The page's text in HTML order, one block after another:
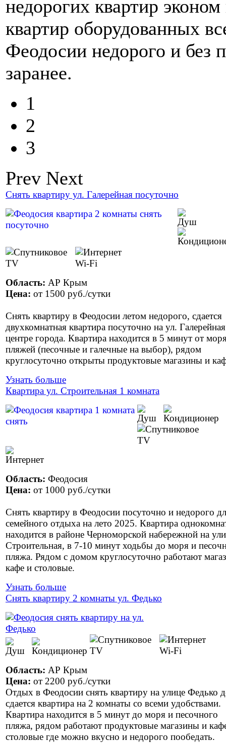
недорогих квартир
квартир оборудованных
Феодосии недорого и без
заранее.
1
2
3
Prev Next
Снять квартиру ул. Галерейная посуточно
Область: АР Крым
Цена: от 1500 руб./сутки
Снять квартиру в Феодосии летом недорого, сдается
двухкомнатная квартира посуточно на ул.
центре города. Квартира находится в 5 минут от
пляжей (песочные и галечные на выбор), рядом
круглосуточно открыты продуктовые магазины и
Узнать больше
Квартира ул. Строительная 1 комната
Область: Феодосия
Цена: от 1000 руб./сутки
Снять квартиру в Феодосии посуточно и недорого
семейного отдыха на лето 2025. Квартира
находится в районе Черноморской набережной на
Строительная, в 7-10 минут ходьбы до моря и
пляжа. Рядом с домом круглосуточно работают
кафе и столовые.
Узнать больше
Снять квартиру 2 комнаты ул. Федько
Область: АР Крым
Цена: от 2200 руб./сутки
Отдых в Феодосии снять квартиру на улице Федько
сдается квартира на 2 комнаты со всеми удобствами.
Квартира находится в 5 минут до моря и песочного
пляжа, рядом работают продуктовые магазины и
столовые где можно вкусно и недорого пообедать.